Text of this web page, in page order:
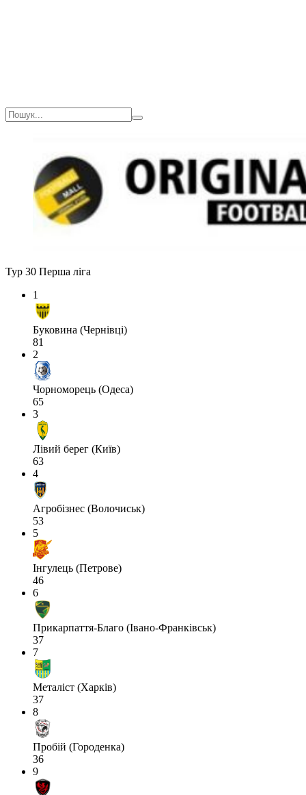
Тур 30 Перша ліга
1
Буковина (Чернівці)
81
2
Чорноморець (Одеса)
65
3
Лівий берег (Київ)
63
4
Агробізнес (Волочиськ)
53
5
Інгулець (Петрове)
46
6
Прикарпаття-Благо (Івано-Франківськ)
37
7
Металіст (Харків)
37
8
Пробій (Городенка)
36
9